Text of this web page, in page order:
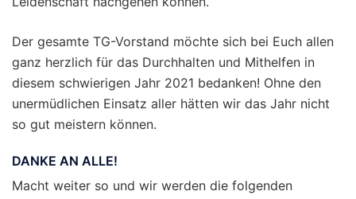
Der gesamte TG-Vorstand möchte sich bei Euch allen
ganz herzlich für das Durchhalten und Mithelfen in
diesem schwierigen Jahr 2021 bedanken! Ohne den
unermüdlichen Einsatz aller hätten wir das Jahr nicht
so gut meistern können.
DANKE AN ALLE!
Macht weiter so und wir werden die folgenden